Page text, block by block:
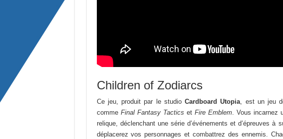
Children of Zodiarcs
Ce jeu, produit par le studio Cardboard Utopia, est un jeu
comme Final Fantasy Tactics et Fire Emblem. Vous incarnez
relique, déclenchant une série d’événements et d’épreuves à
déplacerez vos personnages et combattrez des ennemis.